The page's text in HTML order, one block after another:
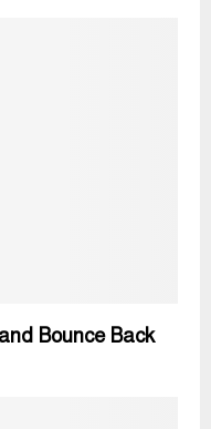
Bounce Back